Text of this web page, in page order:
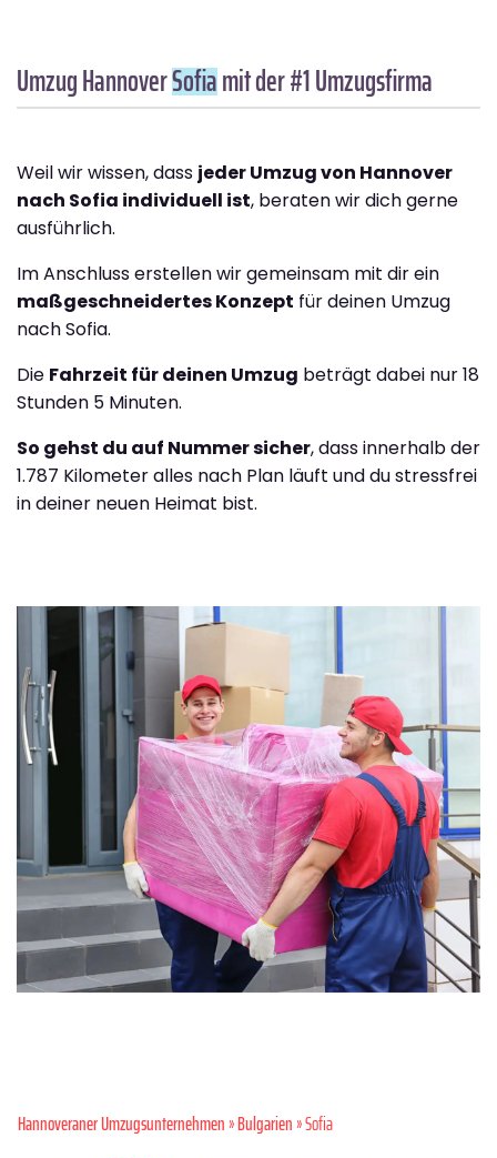
Umzug HannoverSofiamit der #1 Umzugsfirma
Weil wir wissen, dass jeder Umzug von Hannover
nach Sofia individuell ist, beraten wir dich gerne
ausführlich.
Im Anschluss erstellen wir gemeinsam mit dir ein
maßgeschneidertes Konzept für deinen Umzug
nach Sofia.
Die Fahrzeit für deinen Umzug beträgt dabei nur 18
Stunden 5 Minuten.
So gehst du auf Nummer sicher, dass innerhalb der
1.787 Kilometer alles nach Plan läuft und du stressfrei
in deiner neuen Heimat bist.
Hannoveraner Umzugsunternehmen»Bulgarien» Sofia